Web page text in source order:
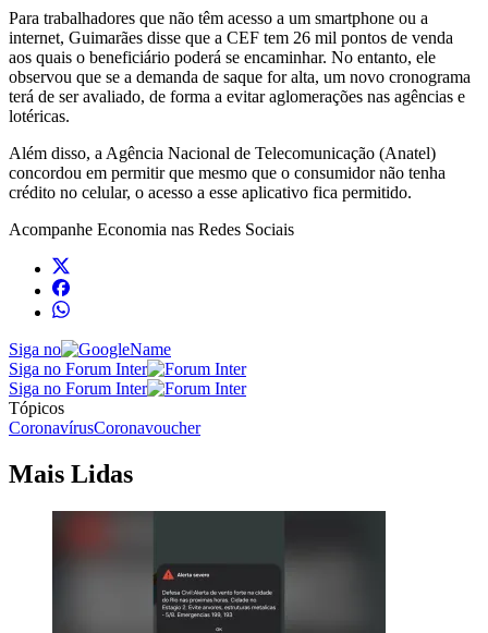
Para trabalhadores que não têm acesso a um smartphone ou a
internet, Guimarães disse que a CEF tem 26 mil pontos de venda
aos quais o beneficiário poderá se encaminhar. No entanto, ele
observou que se a demanda de saque for alta, um novo cronograma
terá de ser avaliado, de forma a evitar aglomerações nas agências e
lotéricas.
Além disso, a Agência Nacional de Telecomunicação (Anatel)
concordou em permitir que mesmo que o consumidor não tenha
crédito no celular, o acesso a esse aplicativo fica permitido.
Acompanhe Economia nas Redes Sociais
Siga no
Siga no Forum Inter
Siga no Forum Inter
Tópicos
CoronavírusCoronavoucher
Mais Lidas